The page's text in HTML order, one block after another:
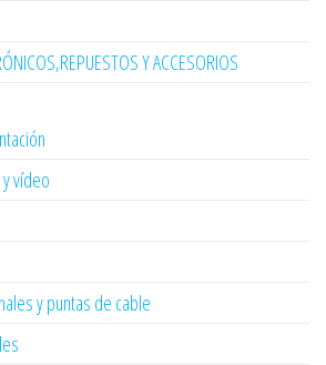
Y ACCESORIOS
vídeo
y puntas de cable